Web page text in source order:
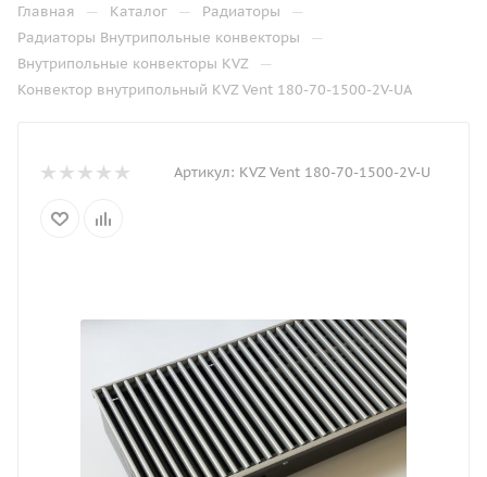
Главная — Каталог — Радиаторы —
Радиаторы Внутрипольные конвекторы —
Внутрипольные конвекторы KVZ —
Конвектор внутрипольный KVZ Vent 180-70-1500-2V-UA
Артикул: KVZ Vent 180-70-1500-2V-U